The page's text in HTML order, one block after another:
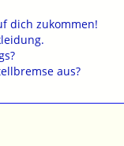
dich zukommen!
aus?